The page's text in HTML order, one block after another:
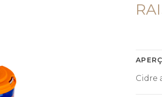
Cidre